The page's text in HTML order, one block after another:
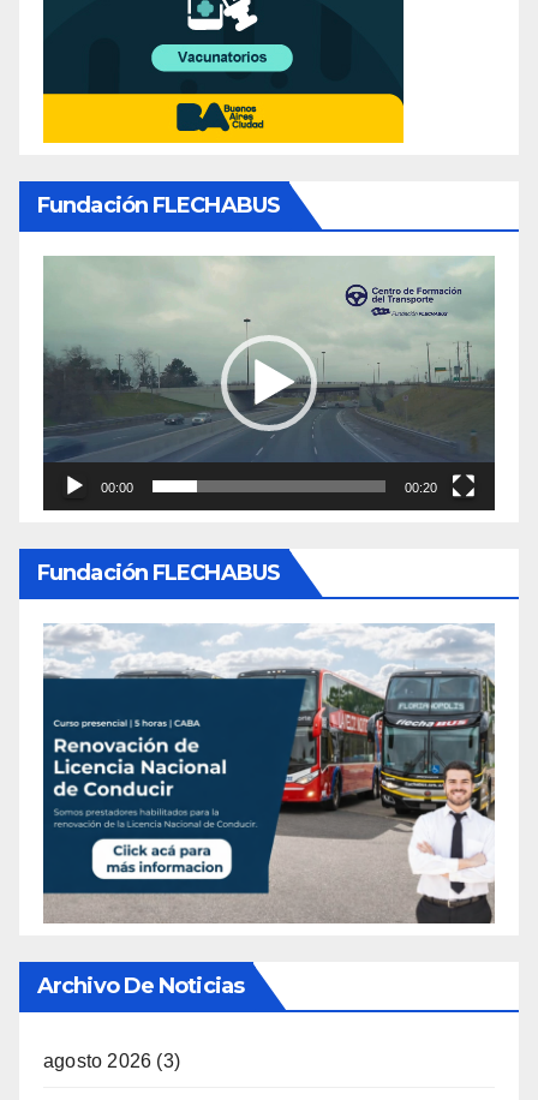
Fundación FLECHABUS
video
00:00 00:20
Fundación FLECHABUS
Archivo De Noticias
agosto 2026 (3)